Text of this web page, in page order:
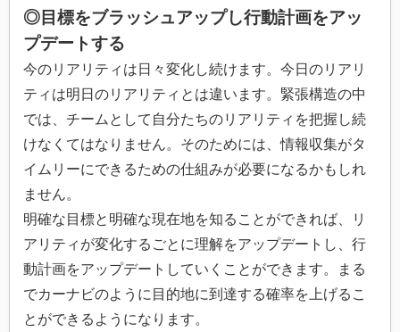
◎目標をブラッシュアップし行動計画をアッ
プデートする
今のリアリティは日々変化し続けます。今日のリアリ
ティは明日のリアリティとは違います。緊張構造の中
では、チームとして自分たちのリアリティを把握し続
けなくてはなりません。そのためには、情報収集がタ
イムリーにできるための仕組みが必要になるかもしれ
ません。
明確な目標と明確な現在地を知ることができれば、リ
アリティが変化するごとに理解をアップデートし、行
動計画をアップデートしていくことができます。まる
でカーナビのように目的地に到達する確率を上げるこ
とができるようになります。